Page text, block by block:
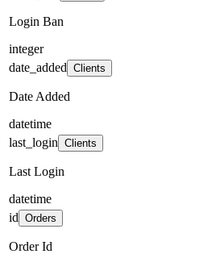
Login Ban
integer
date_added Clients
Date Added
datetime
last_login Clients
Last Login
datetime
id Orders
Order Id